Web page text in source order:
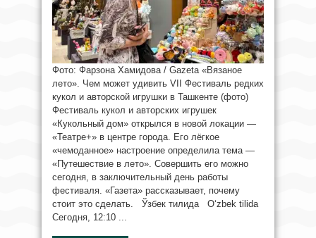
Фото: Фарзона Хамидова / Gazeta «Вязаное
лето». Чем может удивить VII Фестиваль редких
кукол и авторской игрушки в Ташкенте (фото)
Фестиваль кукол и авторских игрушек
«Кукольный дом» открылся в новой локации —
«Театре+» в центре города. Его лёгкое
«чемоданное» настроение определила тема —
«Путешествие в лето». Совершить его можно
сегодня, в заключительный день работы
фестиваля. «Газета» рассказывает, почему
стоит это сделать. Ўзбек тилида O‘zbek tilida
Сегодня, 12:10 ...